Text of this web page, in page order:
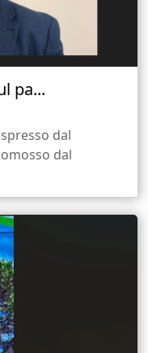
pa...
dal
dal